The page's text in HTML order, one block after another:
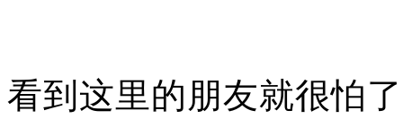
看到这里的朋友就很怕